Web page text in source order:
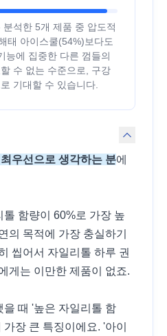
석한 5개 제품 중 압도적
태 아이스쿨(54%)보다도
능에 집중한 다른 껌들의
수 없는 수준으로, 구강
기대할 수 있습니다.
우선으로 생각하는 분에
함량이 60%로 가장 높
의 목적에 가장 충실하기
씹어서 자일리톨 하루 권
게는 이만한 제품이 없죠.
때 '높은 자일리톨 함
장 큰 특징이에요. '아이